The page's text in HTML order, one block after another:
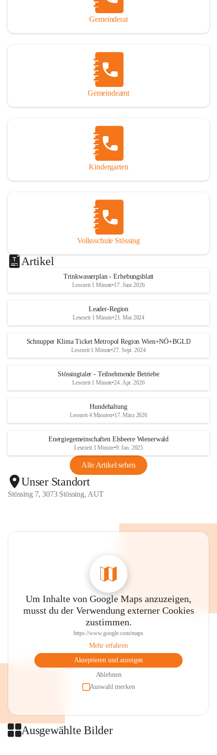
Gemeinderat
Gemeindeamt
Kindergarten
Volksschule Stössing
Artikel
Trinkwasserplan - Erhebungsblatt
Lesezeit 1 Minute•17. Juni 2026
Leader-Region
Lesezeit 1 Minute•21. Mai 2024
Schnupper Klima Ticket Metropol Region Wien+NÖ+BGLD
Lesezeit 1 Minute•27. Sept. 2024
Stössingtaler - Teilnehmende Betriebe
Lesezeit 1 Minute•24. Apr. 2026
Hundehaltung
Lesezeit 4 Minuten•17. März 2026
Energiegemeinschaften Elsbeere Wienerwald
Lesezeit 1 Minute•9. Jan. 2025
Alle Artikel sehen
Unser Standort
Stössing 7, 3073 Stössing, AUT
Um Inhalte von Google Maps anzuzeigen,
musst du der Verwendung externer Cookies
zustimmen.
https://www.google.com/maps
Mehr erfahren
Akzeptieren und anzeigen
Ablehnen
Auswahl merken
Ausgewählte Bilder